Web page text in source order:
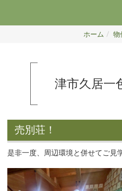
ホーム 物
津市久居一
売別荘！
是非一度、周辺環境と併せてご見